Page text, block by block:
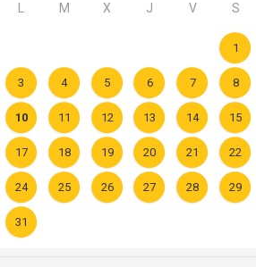
M X J V S
1
3 4 5 6 7 8
10 11 12 13 14 15
17 18 19 20 21 22
24 25 26 27 28 29
31